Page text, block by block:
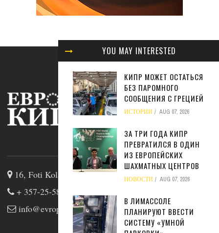
YOU MAY INTERESTED
КИПР МОЖЕТ ОСТАТЬСЯ
БЕЗ ПАРОМНОГО
СООБЩЕНИЯ С ГРЕЦИЕЙ
ИСТОРИИ AUG 07, 2026
ЗА ТРИ ГОДА КИПР
ПРЕВРАТИЛСЯ В ОДИН
ИЗ ЕВРОПЕЙСКИХ
ШАХМАТНЫХ ЦЕНТРОВ
НОВОСТИ AUG 07, 2026
В ЛИМАССОЛЕ
ПЛАНИРУЮТ ВВЕСТИ
СИСТЕМУ «УМНОЙ
ABOUT US
16, Foti Kolakidi str, 3031, Limassol, Cyprus
+ 357-25-581133
info@evropakipr.com